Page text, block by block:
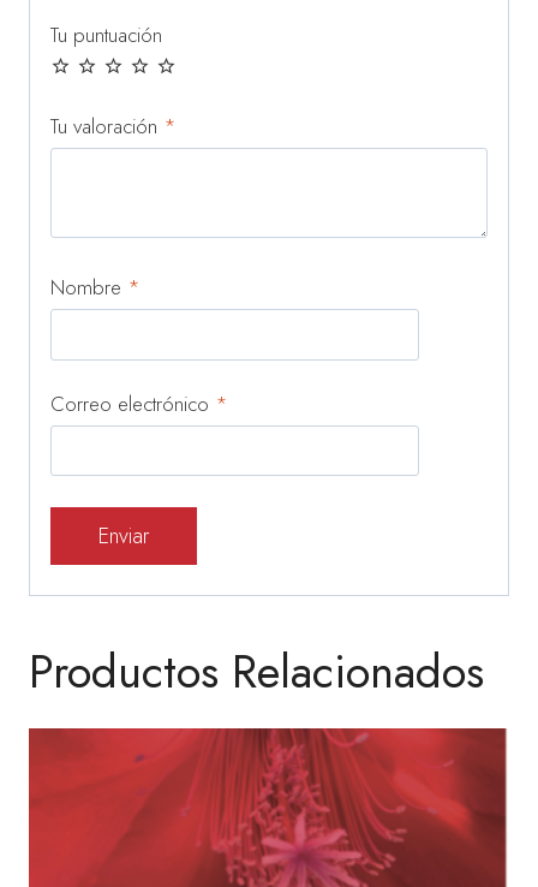
Tu puntuación
Tu valoración *
Nombre *
Correo electrónico *
Productos Relacionados